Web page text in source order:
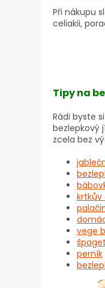
Při nákupu
celiakii,
Tipy na
Rádi byste
bezlepkový
zcela bez
krtkův
vege
perník